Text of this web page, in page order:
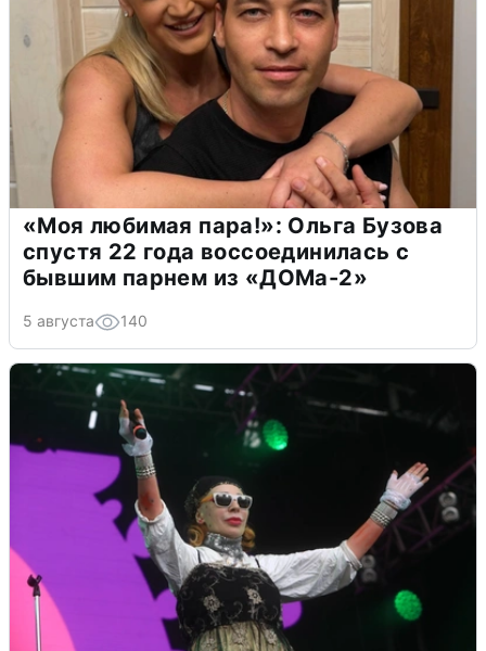
«Моя любимая пара!»: Ольга Бузова
спустя 22 года воссоединилась с
бывшим парнем из «ДОМа-2»
5 августа 140